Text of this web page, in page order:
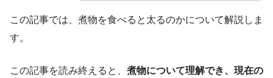
この記事では、煮物を食べると太るのかについて解説しま
す。
この記事を読み終えると、 煮物について理解でき、現在の